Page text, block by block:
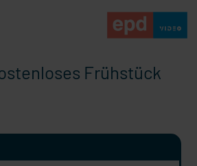
Frühstück